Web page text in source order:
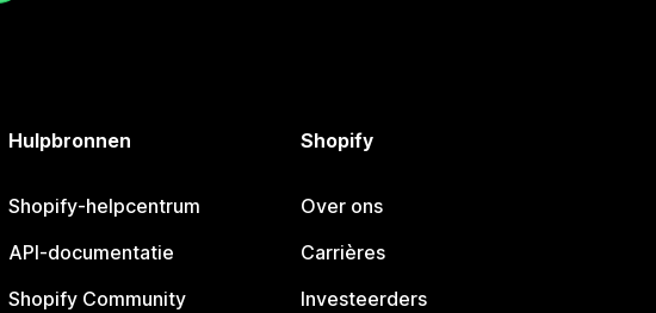
Hulpbronnen
Shopify-helpcentrum
API-documentatie
Shopify Community
Shopify
Over ons
Carrières
Investeerders